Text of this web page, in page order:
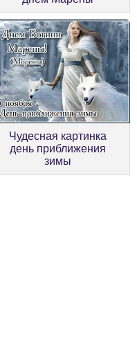
Чудесная картинка
день приближения
зимы